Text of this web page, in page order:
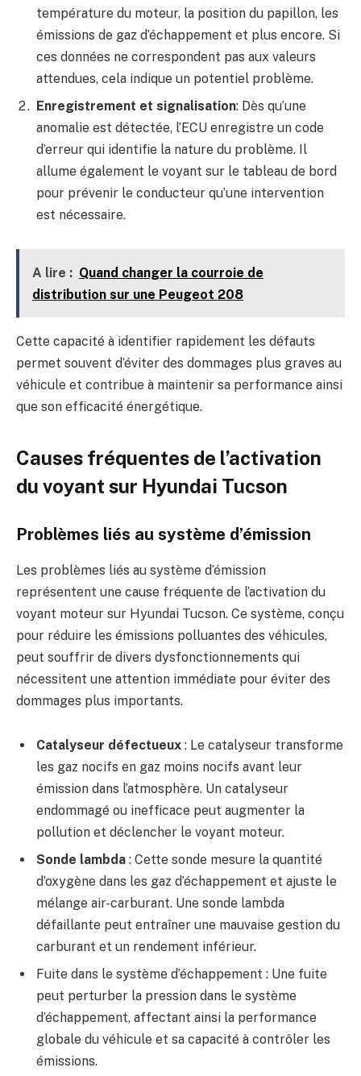
température du moteur, la position du papillon, les
émissions de gaz d’échappement et plus encore. Si
ces données ne correspondent pas aux valeurs
attendues, cela indique un potentiel problème.
Enregistrement et signalisation: Dès qu’une
anomalie est détectée, l’ECU enregistre un code
d’erreur qui identifie la nature du problème. Il
allume également le voyant sur le tableau de bord
pour prévenir le conducteur qu’une intervention
est nécessaire.
A lire : Quand changer la courroie de
distribution sur une Peugeot 208
Cette capacité à identifier rapidement les défauts
permet souvent d’éviter des dommages plus graves au
véhicule et contribue à maintenir sa performance ainsi
que son efficacité énergétique.
Causes fréquentes de l’activation
du voyant sur Hyundai Tucson
Problèmes liés au système d’émission
Les problèmes liés au système d’émission
représentent une cause fréquente de l’activation du
voyant moteur sur Hyundai Tucson. Ce système, conçu
pour réduire les émissions polluantes des véhicules,
peut souffrir de divers dysfonctionnements qui
nécessitent une attention immédiate pour éviter des
dommages plus importants.
Catalyseur défectueux : Le catalyseur transforme
les gaz nocifs en gaz moins nocifs avant leur
émission dans l’atmosphère. Un catalyseur
endommagé ou inefficace peut augmenter la
pollution et déclencher le voyant moteur.
Sonde lambda : Cette sonde mesure la quantité
d’oxygène dans les gaz d’échappement et ajuste le
mélange air-carburant. Une sonde lambda
défaillante peut entraîner une mauvaise gestion du
carburant et un rendement inférieur.
Fuite dans le système d’échappement : Une fuite
peut perturber la pression dans le système
d’échappement, affectant ainsi la performance
globale du véhicule et sa capacité à contrôler les
émissions.